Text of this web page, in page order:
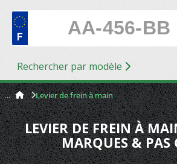
Rechercher par modèle
Levier de frein à main
LEVIER DE FREIN À
MARQUES & PAS